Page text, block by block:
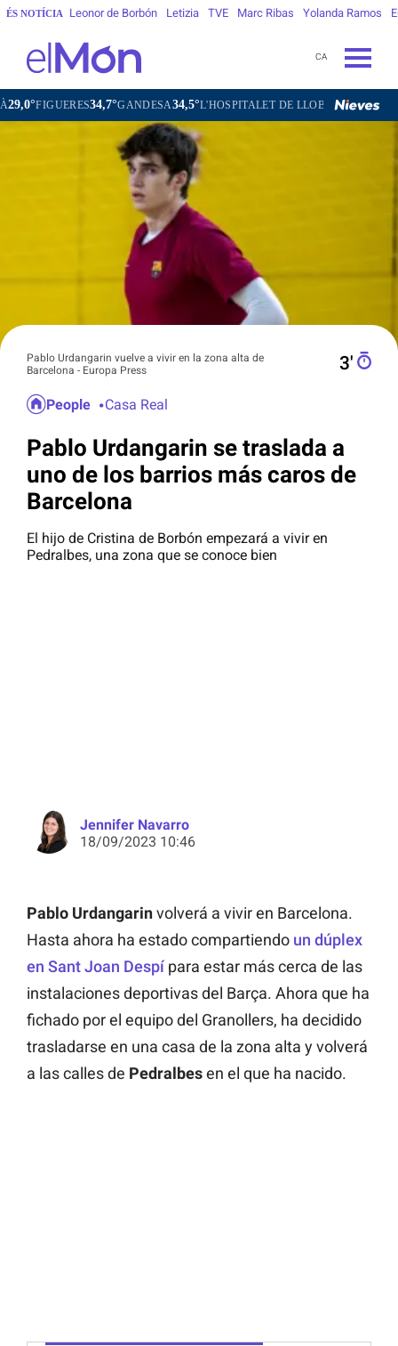
ÉS NOTÍCIA Leonor de Borbón Letizia TVE Marc Ribas Yolanda Ramos
CA
34,7°GANDESA34,5°L'HOSPITALET DE LLOBREGAT31,6° SANT
Pablo Urdangarin vuelve a vivir en la zona alta de
Barcelona - Europa Press
3′
People Casa Real
Pablo Urdangarin se traslada a
uno de los barrios más caros de
Barcelona
El hijo de Cristina de Borbón empezará a vivir en
Pedralbes, una zona que se conoce bien
Jennifer Navarro
18/09/2023 10:46
Pablo Urdangarinvolverá a vivir en Barcelona.
Hasta ahora ha estado compartiendo un dúplex
en Sant Joan Despí para estar más cerca de las
instalaciones deportivas del Barça. Ahora que ha
fichado por el equipo del Granollers, ha decidido
trasladarse en una casa de la zona alta y volverá
a las calles de Pedralbesen el que ha nacido.